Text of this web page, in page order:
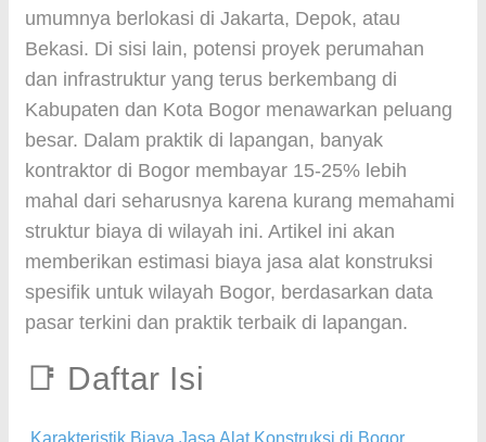
umumnya berlokasi di Jakarta, Depok, atau
Bekasi. Di sisi lain, potensi proyek perumahan
dan infrastruktur yang terus berkembang di
Kabupaten dan Kota Bogor menawarkan peluang
besar. Dalam praktik di lapangan, banyak
kontraktor di Bogor membayar 15-25% lebih
mahal dari seharusnya karena kurang memahami
struktur biaya di wilayah ini. Artikel ini akan
memberikan estimasi biaya jasa alat konstruksi
spesifik untuk wilayah Bogor, berdasarkan data
pasar terkini dan praktik terbaik di lapangan.
📑 Daftar Isi
Karakteristik Biaya Jasa Alat Konstruksi di Bogor